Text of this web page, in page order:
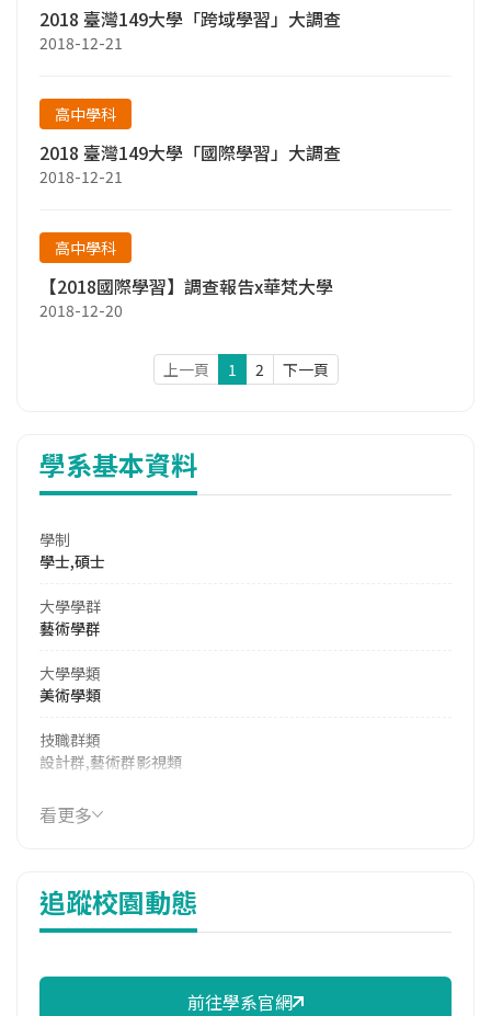
2018 臺灣149大學「跨域學習」大調查
2018-12-21
高中學科
2018 臺灣149大學「國際學習」大調查
2018-12-21
高中學科
【2018國際學習】調查報告x華梵大學
2018-12-20
上一頁 1 2 下一頁
學系基本資料
學制
學士,碩士
大學學群
藝術學群
大學學類
美術學類
技職群類
設計群,藝術群影視類
114年學費
39,050 元/學期
13,330 元/學期
114年註冊率
看更多
追蹤校園動態
前往學系官網